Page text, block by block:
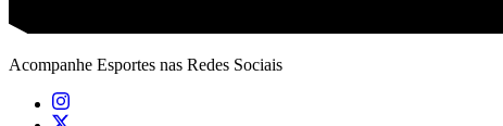
Acompanhe Esportes nas Redes Sociais